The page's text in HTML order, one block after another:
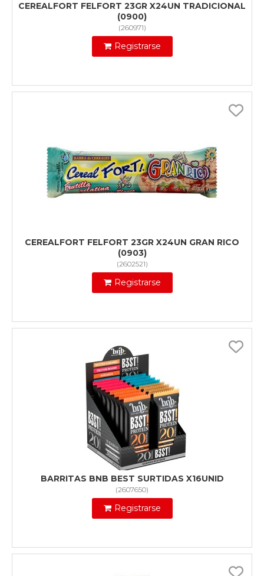
CEREALFORT FELFORT 23GR X24UN TRADICIONAL
(0900)
(260971)
Registrarse
CEREALFORT FELFORT 23GR X24UN GRAN RICO
(0903)
(2602521)
Registrarse
BARRITAS BNB BEST SURTIDAS X16UNID
(2607650)
Registrarse